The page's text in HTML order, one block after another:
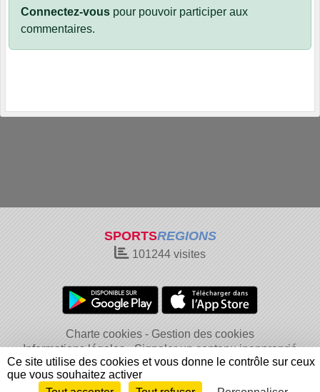
Connectez-vous pour pouvoir participer aux
commentaires.
SPORTSREGIONS
101244 visites
Charte cookies
Gestion des cookies
Informations légales
Signaler un contenu inapproprié
Ce site utilise des cookies et vous donne le contrôle sur ceux
que vous souhaitez activer